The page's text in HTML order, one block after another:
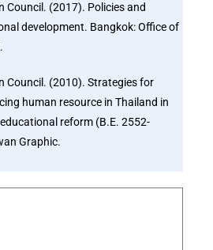
Council. (2017). Policies and
development. Bangkok: Office of
Council. (2010). Strategies for
human resource in Thailand in
reform (B.E. 2552-
Graphic.